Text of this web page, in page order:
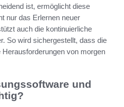
ist, ermöglicht diese
nur das Erlernen neuer
auch die kontinuierliche
So wird sichergestellt, dass die
von morgen
und